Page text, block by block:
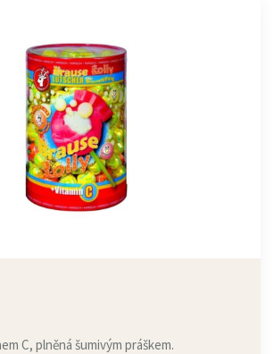
C, plněná šumivým práškem.